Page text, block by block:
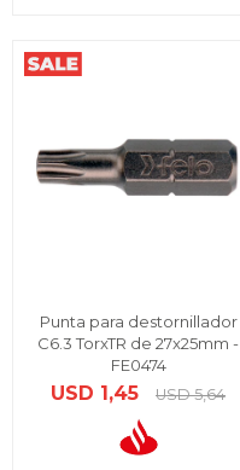
Punta para destornillador
C6.3 TorxTR de 27x25mm -
FE0474
USD 1,45 USD 5,64